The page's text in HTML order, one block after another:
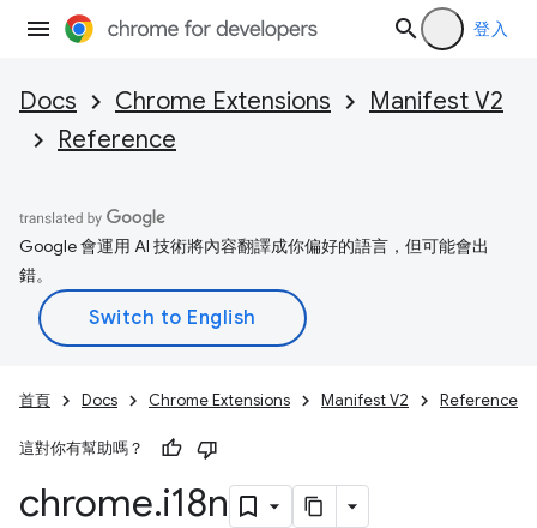
登入
Docs Chrome Extensions
Manifest V2
Reference
Google 會運用 AI 技術將內容翻譯成你偏好的語言，但可能會出
錯。
首頁 Docs Chrome Extensions Manifest V2 Reference
這對你有幫助嗎？
chrome.i18n